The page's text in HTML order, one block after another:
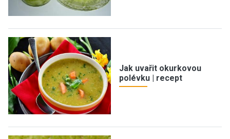
Jak uvařit okurkovou
polévku | recept